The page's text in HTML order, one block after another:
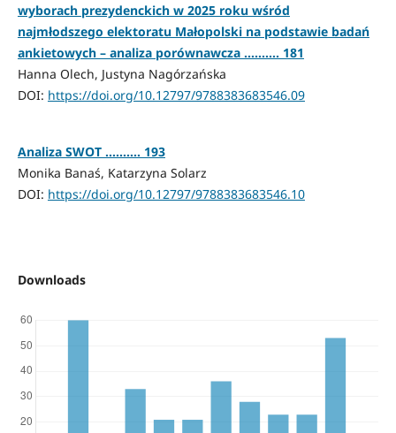
wyborach prezydenckich w 2025 roku wśród
najmłodszego elektoratu Małopolski na podstawie badań
ankietowych – analiza porównawcza ………. 181
Hanna Olech, Justyna Nagórzańska
DOI: https://doi.org/10.12797/9788383683546.09
Analiza SWOT ………. 193
Monika Banaś, Katarzyna Solarz
DOI: https://doi.org/10.12797/9788383683546.10
Downloads